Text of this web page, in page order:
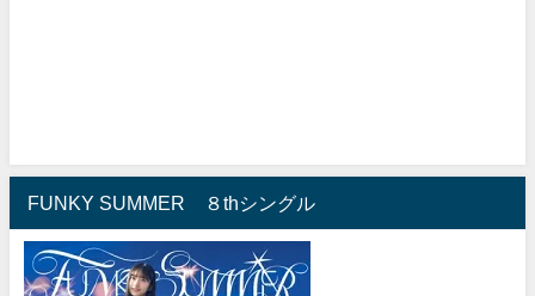
FUNKY SUMMER ８thシングル